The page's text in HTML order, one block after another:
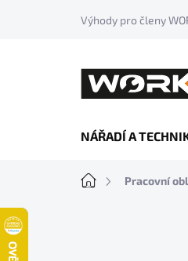
Výhody pro členy
NÁŘADÍ A
Domů Pracovní